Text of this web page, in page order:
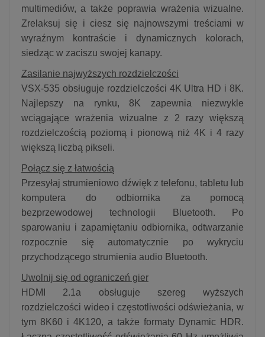
multimediów, a także poprawia wrażenia wizualne.
Zrelaksuj się i ciesz się najnowszymi treściami w
wyraźnym kontraście i dynamicznych kolorach,
siedząc w zaciszu swojej kanapy.
Zasilanie najwyższych rozdzielczości
VSX-535 obsługuje rozdzielczości 4K Ultra HD i 8K.
Najlepszy na rynku, 8K zapewnia niezwykle
wciągające wrażenia wizualne z 2 razy większą
rozdzielczością poziomą i pionową niż 4K i 4 razy
większą liczbą pikseli.
Połącz się z łatwością
Przesyłaj strumieniowo dźwięk z telefonu, tabletu lub
komputera do odbiornika za pomocą
bezprzewodowej technologii Bluetooth. Po
sparowaniu i zapamiętaniu odbiornika, odtwarzanie
rozpocznie się automatycznie po wykryciu
przychodzącego strumienia audio Bluetooth.
Uwolnij się od ograniczeń gier
HDMI 2.1a obsługuje szereg wyższych
rozdzielczości wideo i częstotliwości odświeżania, w
tym 8K60 i 4K120, a także formaty Dynamic HDR.